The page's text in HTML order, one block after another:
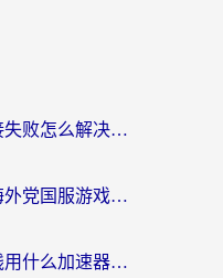
女神星球海外服务器链接失败怎么解决？海外党国服游戏加速避坑指南
日本怎么玩君临传奇？海外党国服游戏加速避坑指南（附菲律宾欧洲玩家实测）
海外党必看：打穿越火线用什么加速器？解决延迟卡顿，还能玩奇妙拼图世界和第五人格